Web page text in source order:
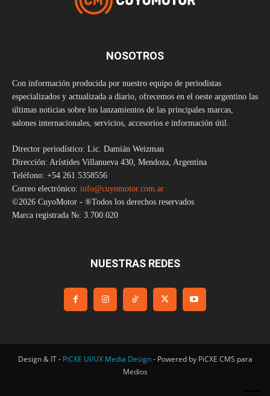
NOSOTROS
Con información producida por nuestro equipo de periodistas
especializados y actualizada a diario, ofrecemos en el oeste argentino las
últimas noticias sobre los lanzamientos de las principales marcas,
salones internacionales, servicios, accesorios e información útil.
Director periodístico: Lic. Damián Weizman
Dirección: Arístides Villanueva 430, Mendoza, Argentina
Teléfono: +54 261 5358556
Correo electrónico: info@cuyomotor.com.ar
©2026 CuyoMotor - ®Todos los derechos reservados
Marca registrada №: 3.700.020
NUESTRAS REDES
Design & IT - PiCXE UI/UX Media Design- Powered by PiCXE CMS para
Medios